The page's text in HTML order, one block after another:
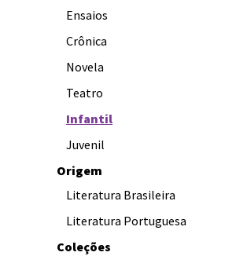
Ensaios
Crônica
Novela
Teatro
Infantil
Juvenil
Origem
Literatura Brasileira
Literatura Portuguesa
Coleções